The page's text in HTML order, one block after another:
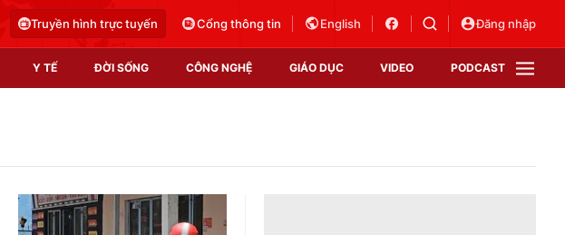
Truyền hình trực tuyến Cổng thông tin English Đăng nhập
Y TẾ ĐỜI SỐNG CÔNG NGHỆ GIÁO DỤC VIDEO PODCAST
Video
VTV Sức khoẻ